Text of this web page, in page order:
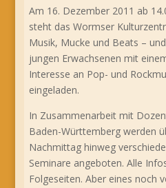
Am 16. Dezember 2011 ab
steht das Wormser
Musik, Mucke und Beats –
jungen Erwachsenen mit
Interesse an Pop- und
eingeladen.
In Zusammenarbeit mit
Baden-Württemberg werden
Nachmittag hinweg
Seminare angeboten. Alle
Folgeseiten. Aber eines noch